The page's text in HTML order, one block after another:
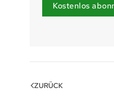
Kostenlos
ZURÜCK